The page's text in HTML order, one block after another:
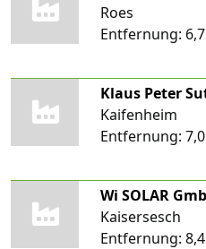
Roes
Entfernung:
Klaus Peter
Kaifenheim
Entfernung:
Wi SOLAR
Kaisersesch
Entfernung: